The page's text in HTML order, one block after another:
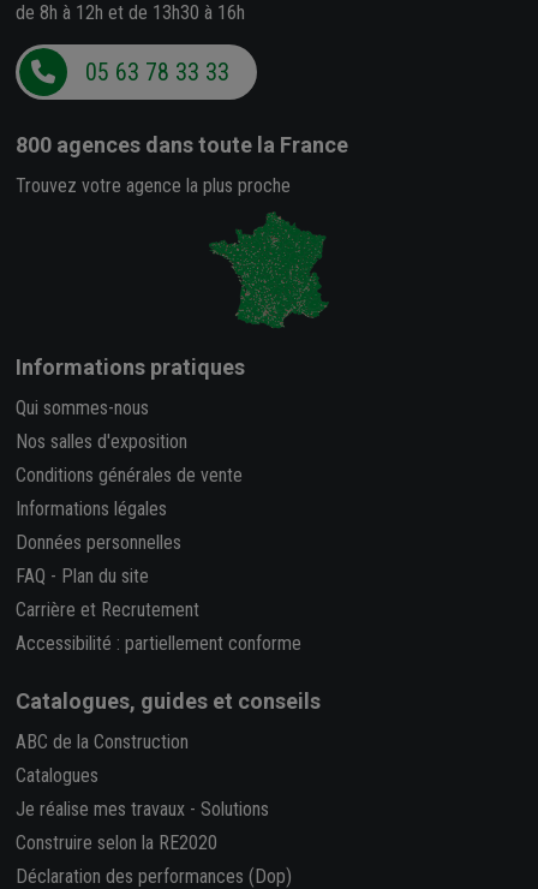
de 8h à 12h et de 13h30 à 16h
05 63 78 33 33
800 agences dans toute la France
Trouvez votre agence la plus proche
Informations pratiques
Qui sommes-nous
Nos salles d'exposition
Conditions générales de vente
Informations légales
Données personnelles
FAQ - Plan du site
Carrière et Recrutement
Accessibilité : partiellement conforme
Catalogues, guides et conseils
ABC de la Construction
Catalogues
Je réalise mes travaux - Solutions
Construire selon la RE2020
Déclaration des performances (Dop)